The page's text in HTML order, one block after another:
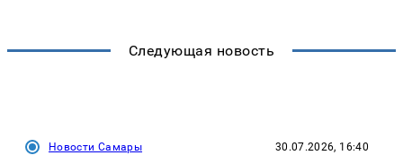
Следующая новость
Новости Самары 30.07.2026, 16:40